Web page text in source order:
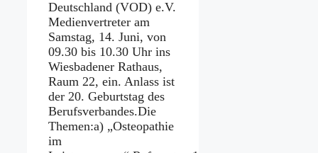
Deutschland (VOD) e.V.
Medienvertreter am
Samstag, 14. Juni, von
09.30 bis 10.30 Uhr ins
Wiesbadener Rathaus,
Raum 22, ein. Anlass ist
der 20. Geburtstag des
Berufsverbandes.Die
Themen:a) „Osteopathie
im